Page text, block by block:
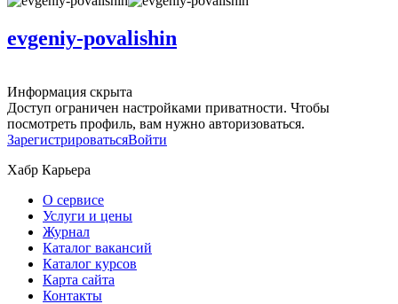
evgeniy-povalishin
Информация скрыта
Доступ ограничен настройками приватности. Чтобы
посмотреть профиль, вам нужно авторизоваться.
ЗарегистрироватьсяВойти
Хабр Карьера
О сервисе
Услуги и цены
Журнал
Каталог вакансий
Каталог курсов
Карта сайта
Контакты